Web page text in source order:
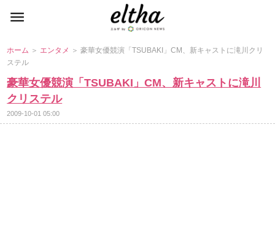
ホーム ＞ エンタメ ＞ 豪華女優競演「TSUBAKI」CM、新キャストに滝川クリ
ステル
豪華女優競演「TSUBAKI」CM、新キャストに滝川
クリステル
2009-10-01 05:00